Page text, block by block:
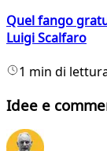
Quel fango
Luigi Scalfaro
1 min di
Idee e